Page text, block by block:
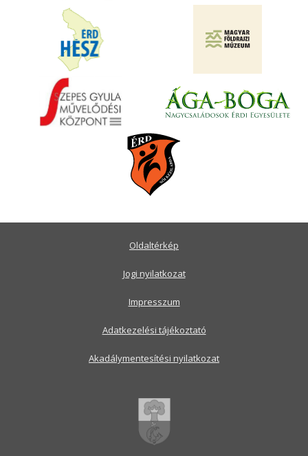
Oldaltérkép
Jogi nyilatkozat
Impresszum
Adatkezelési tájékoztató
Akadálymentesítési nyilatkozat